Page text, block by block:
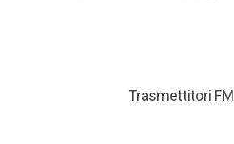
Trasmettitori FM